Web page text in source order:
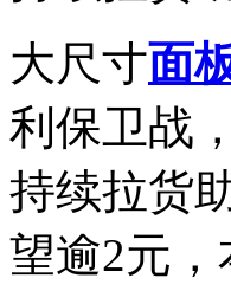
大尺寸面
利保卫战
持续拉货
望逾2元